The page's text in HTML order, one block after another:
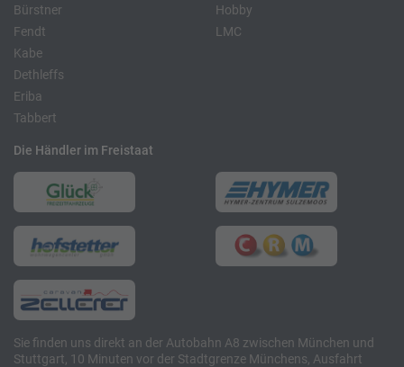
Bürstner
Fendt
Kabe
Hobby
LMC
Dethleffs
Eriba
Tabbert
Die Händler im Freistaat
Sie finden uns direkt an der Autobahn A8 zwischen München und
Stuttgart, 10 Minuten vor der Stadtgrenze Münchens, Ausfahrt